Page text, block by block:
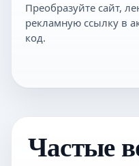
Преобразуйте сайт,
рекламную ссылку в
код.
Частые